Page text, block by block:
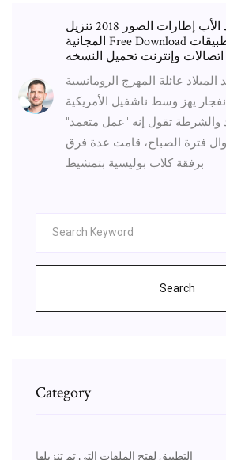
عيد الأب إطارات الصور 2018 تنزيل APK النسخة
المجانية Free Download للاندرويد في تطبيقات
الميلاد عائلة المهرج الرومانسية
يهز وسط ناشفيل الأمريكية
والشرطة تقول إنه "عمل متعمد"
فترة الصباح، قامت عدة فرق
برفقة كلاب بوليسية بتمشيط
Search
Category
التطبيق لفتح الملفات التي تم تنزيلها